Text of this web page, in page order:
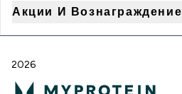
Акции И Вознаграждение
2026